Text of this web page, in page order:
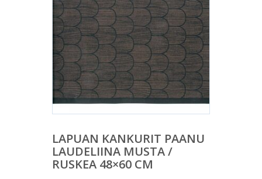
LAPUAN KANKURIT PAANU
LAUDELIINA MUSTA /
RUSKEA 48×60 CM